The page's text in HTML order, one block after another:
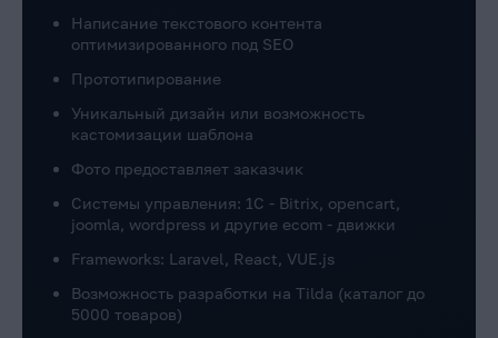
Написание текстового контента
оптимизированного под SEO
Прототипирование
Уникальный дизайн или возможность
кастомизации шаблона
Фото предоставляет заказчик
Системы управления: 1C - Bitrix, opencart,
joomla, wordpress и другие ecom - движки
Frameworks: Laravel, React, VUE.js
Возможность разработки на Tilda (каталог до
5000 товаров)